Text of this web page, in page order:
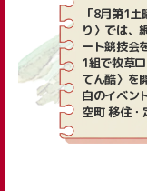
「8月第1
り〉では、
ート競技会
1組で牧草
てん酷〉を
自のイベン
空町 移住・